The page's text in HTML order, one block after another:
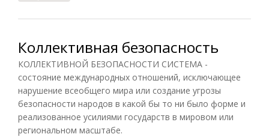
Коллективная безопасность
КОЛЛЕКТИВНОЙ БЕЗОПАСНОСТИ СИСТЕМА -
состояние международных отношений, исключающее
нарушение всеобщего мира или создание угрозы
безопасности народов в какой бы то ни было форме и
реализованное усилиями государств в мировом или
региональном масштабе.